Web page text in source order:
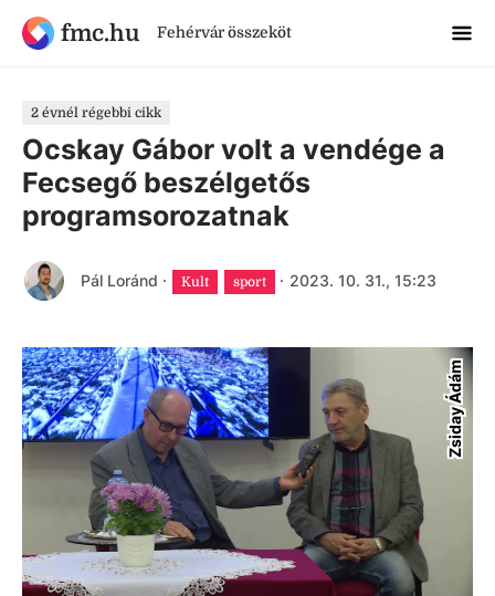
fmc.hu Fehérvár összeköt
2 évnél régebbi cikk
Ocskay Gábor volt a vendége a
Fecsegő beszélgetős
programsorozatnak
Pál Loránd · Kult sport · 2023. 10. 31., 15:23
Zsiday Ádám